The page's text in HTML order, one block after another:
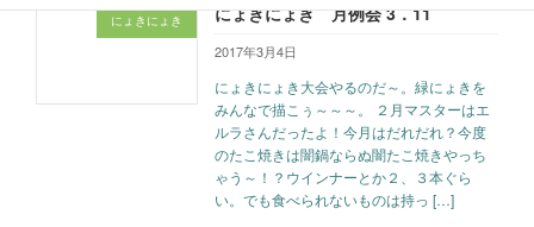
にょきにょき にょきにょき 月例会 3．11
2017年3月4日
にょきにょき大会やるのだ～。緑にょきを
みんなで描こぅ～～～。 ２月マスターはエ
ルラさんだったよ！今月はだれだれ？今度
のたこ焼きは闇鍋ならぬ闇たこ焼きやっち
ゃう～！？ウインナーとか２、３本ぐら
い。でも食べられないものは持っ […]